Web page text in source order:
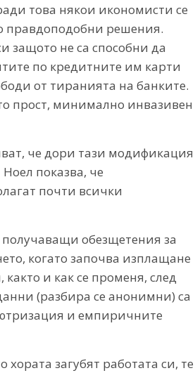
това някои икономисти се
правдоподобни решения.
защото не са способни да
по кредитните им карти
от тиранията на банките.
прост, минимално инвазивен
че дори тази модификация
показва, че
почти всички
обезщетения за
когато започва изплащане
и как се променя, след
(разбира се анонимни) са
и емпиричните
загубят работата си, те